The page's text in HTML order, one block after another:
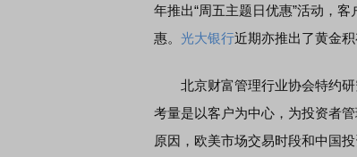
年推出“周五主题日优惠”活动，
惠。 光大银行近期亦推出了黄金
北京财富管理行业协会特约研
考量是以客户为中心，为投资者
原因，欧美市场交易时段和中国